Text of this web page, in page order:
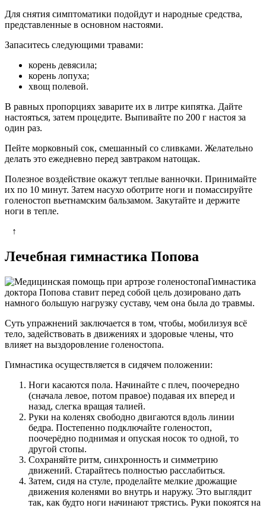
Для снятия симптоматики подойдут и народные средства,
представленные в основном настоями.
Запаситесь следующими травами:
корень девясила;
корень лопуха;
хвощ полевой.
В равных пропорциях заварите их в литре кипятка. Дайте
настояться, затем процедите. Выпивайте по 200 г настоя за
один раз.
Пейте морковный сок, смешанный со сливками. Желательно
делать это ежедневно перед завтраком натощак.
Полезное воздействие окажут теплые ванночки. Принимайте
их по 10 минут. Затем насухо оботрите ноги и помассируйте
голеностоп вьетнамским бальзамом. Закутайте и держите
ноги в тепле.
↑
Лечебная гимнастика Попова
Гимнастика
доктора Попова ставит перед собой цель дозировано дать
намного большую нагрузку суставу, чем она была до травмы.
Суть упражнений заключается в том, чтобы, мобилизуя всё
тело, задействовать в движениях и здоровые члены, что
влияет на выздоровление голеностопа.
Гимнастика осуществляется в сидячем положении:
Ноги касаются пола. Начинайте с плеч, поочередно
(сначала левое, потом правое) подавая их вперед и
назад, слегка вращая талией.
Руки на коленях свободно двигаются вдоль линии
бедра. Постепенно подключайте голеностоп,
поочерёдно поднимая и опуская носок то одной, то
другой стопы.
Сохраняйте ритм, синхронность и симметрию
движений. Старайтесь полностью расслабиться.
Затем, сидя на стуле, проделайте мелкие дрожащие
движения коленями во внутрь и наружу. Это выглядит
так, как будто ноги начинают трястись. Руки покоятся на